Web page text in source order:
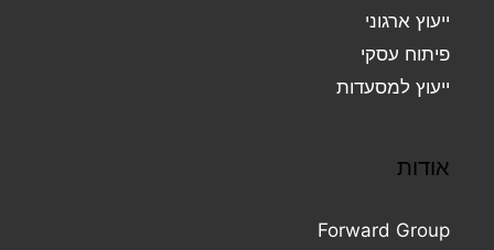
ייעוץ ארגוני
פיתוח עסקי
ייעוץ למסעדות
אודות
Forward Group